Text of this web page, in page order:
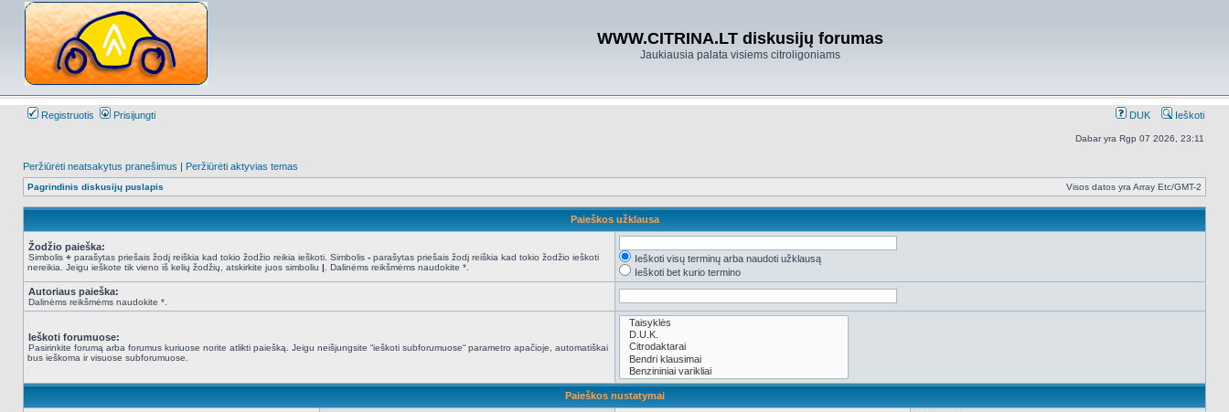
WWW.CITRINA.LT diskusijų forumas
Jaukiausia palata visiems citroligoniams
Registruotis Prisijungti DUK Ieškoti
Dabar yra Rgp 07 2026, 23:11
Peržiūrėti neatsakytus pranešimus | Peržiūrėti aktyvias temas
Pagrindinis diskusijų puslapis Visos datos yra Array Etc/GMT-2
Paieškos užklausa
Žodžio paieška:
Simbolis + parašytas priešais žodį reiškia kad tokio žodžio reikia ieškoti. Simbolis - parašytas priešais žodį reiškia kad tokio žodžio ieškoti
nereikia. Jeigu ieškote tik vieno iš kelių žodžių, atskirkite juos simboliu | . Dalinėms reikšmėms naudokite *.
Ieškoti visų terminų arba naudoti užklausą
Ieškoti bet kurio termino
Autoriaus paieška:
Dalinėms reikšmėms naudokite *.
Ieškoti forumuose:
Pasirinkite forumą arba forumus kuriuose norite atlikti paiešką. Jeigu neišjungsite “ieškoti subforumuose“ parametro apačioje, automatiškai
bus ieškoma ir visuose subforumuose.
Paieškos nustatymai